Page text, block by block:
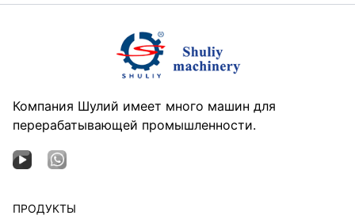
Компания Шулий имеет много машин для
перерабатывающей промышленности.
ПРОДУКТЫ